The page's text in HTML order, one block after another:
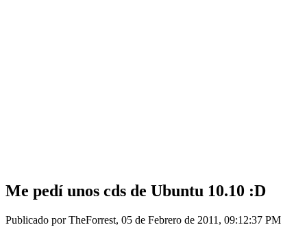
Me pedí­ unos cds de Ubuntu 10.10 :D
Publicado por TheForrest, 05 de Febrero de 2011, 09:12:37 PM